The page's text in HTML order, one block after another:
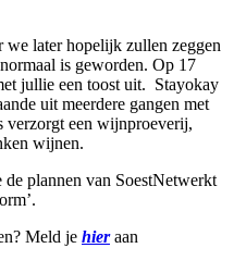
we later hopelijk zullen zeggen
is geworden. Op 17
jullie een toost uit. Stayokay
uit meerdere gangen met
verzorgt een wijnproeverij,
wijnen.
plannen van SoestNetwerkt
Meld je hieraan